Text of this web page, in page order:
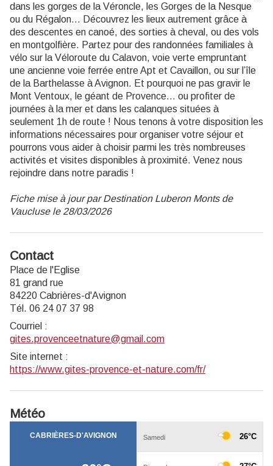
dans les gorges de la Véroncle, les Gorges de la Nesque
ou du Régalon… Découvrez les lieux autrement grâce à
des descentes en canoé, des sorties à cheval, ou des vols
en montgolfière. Partez pour des randonnées familiales à
vélo sur la Véloroute du Calavon, voie verte empruntant
une ancienne voie ferrée entre Apt et Cavaillon, ou sur l’île
de la Barthelasse à Avignon. Et pourquoi ne pas gravir le
Mont Ventoux, le géant de Provence… ou profiter de
journées à la mer et dans les calanques situées à
seulement 1h de route ! Nous tenons à votre disposition les
informations nécessaires pour organiser votre séjour et
pourrons vous aider à choisir parmi les très nombreuses
activités et visites disponibles à proximité. Venez nous
rejoindre dans notre paradis !
Fiche mise à jour par Destination Luberon Monts de
Vaucluse le 28/03/2026
Contact
Place de l'Eglise
81 grand rue
84220 Cabrières-d'Avignon
Tél. 06 24 07 37 98
Courriel :
gites.provenceetnature@gmail.com
Site internet :
https://www.gites-provence-et-nature.com/fr/
Météo